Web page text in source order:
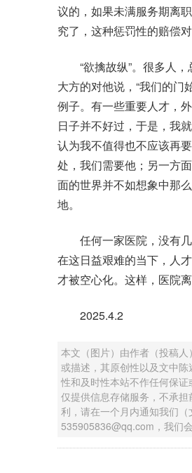
议的，如果未满服务期离
究了，这种惩罚性的赔偿
“欲擒故纵”。很多人，
大方的对他说，“我们的门
例子。有一些重要人才，
日子并不好过，于是，我
认为我不值得也不应该再
处，我们需要他；另一方
面的世界并不如想象中那
地。
任何一家医院，没有几
在这日益艰难的当下，人
才被空心化。这样，医院
2025.4.2
本文（图片）由作者（投稿
或描述，其原创性以及文中
性和及时性本站不作任何保
仅提供信息存储服务，不承
利，请在一个月内通知我们
535905836@qq.com，我们